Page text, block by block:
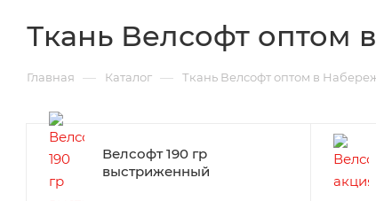
Ткань Велсофт оптом
Главная — Каталог — Ткань Велсофт оптом в
Велсофт 190 гр
выстриженный